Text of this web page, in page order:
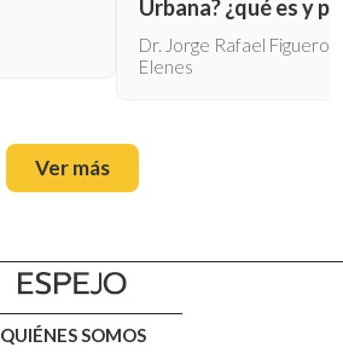
Urbana? ¿qué es y
qué sirve?
Dr. Jorge Rafael Figueroa
Elenes
Ver más
QUIÉNES SOMOS